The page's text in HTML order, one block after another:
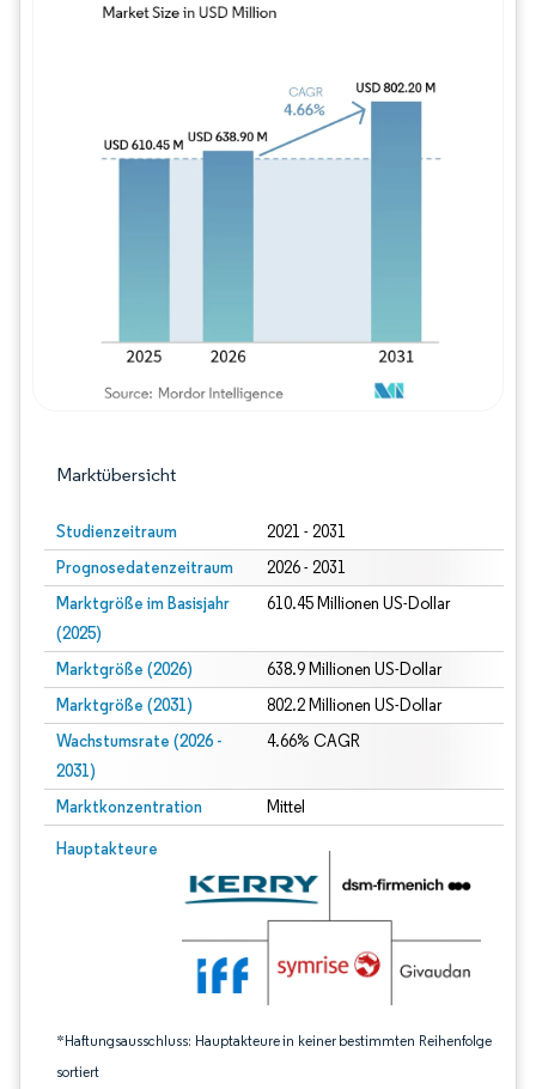
Marktübersicht
Studienzeitraum 2021 - 2031
Prognosedatenzeitraum 2026 - 2031
Marktgröße im Basisjahr
(2025)
610.45 Millionen US-Dollar
Marktgröße (2026) 638.9 Millionen US-Dollar
Marktgröße (2031) 802.2 Millionen US-Dollar
Wachstumsrate (2026 -
2031)
4.66% CAGR
Marktkonzentration Mittel
Hauptakteure
*Haftungsausschluss: Hauptakteure in keiner bestimmten Reihenfolge
sortiert
Bild © Mordor Intelligence. Wiederverwendung erfordert Namensnennung